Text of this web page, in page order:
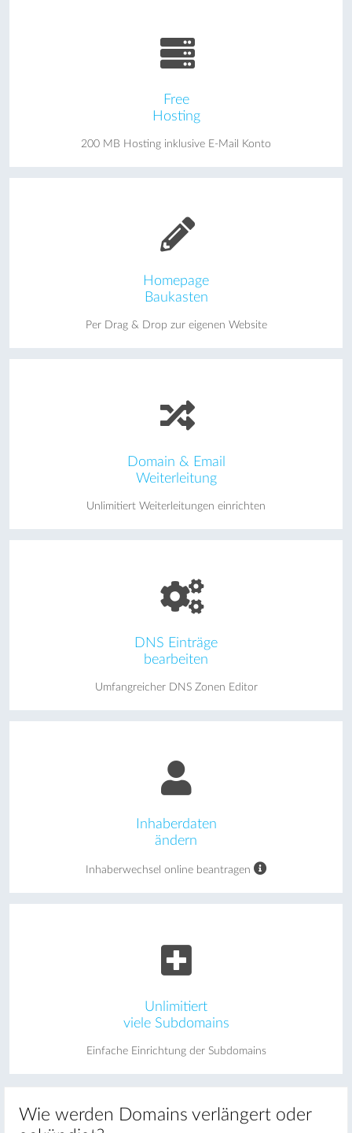
Free
Hosting
200 MB Hosting inklusive E-Mail Konto
Homepage
Baukasten
Per Drag & Drop zur eigenen Website
Domain & Email
Weiterleitung
Unlimitiert Weiterleitungen einrichten
DNS Einträge
bearbeiten
Umfangreicher DNS Zonen Editor
Inhaberdaten
ändern
Inhaberwechsel online beantragen
Unlimitiert
viele Subdomains
Einfache Einrichtung der Subdomains
Wie werden Domains verlängert oder